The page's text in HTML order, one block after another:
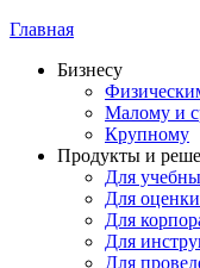
Главная
Бизнесу
Малому и
Крупному
Продукты и
Для
Для
Для
Для
Для